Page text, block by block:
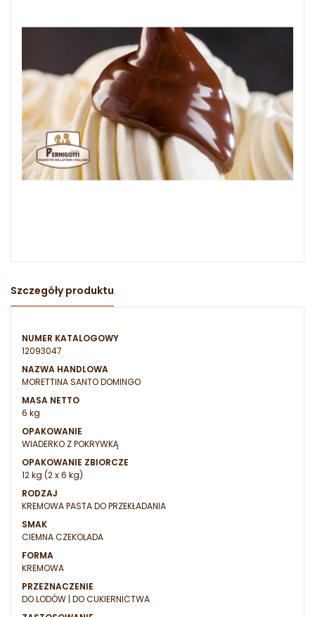
Szczegóły produktu
NUMER KATALOGOWY
12093047
NAZWA HANDLOWA
MORETTINA SANTO DOMINGO
MASA NETTO
6 kg
OPAKOWANIE
WIADERKO Z POKRYWKĄ
OPAKOWANIE ZBIORCZE
12 kg (2 x 6 kg)
RODZAJ
KREMOWA PASTA DO PRZEKŁADANIA
SMAK
CIEMNA CZEKOLADA
FORMA
KREMOWA
PRZEZNACZENIE
DO LODÓW | DO CUKIERNICTWA